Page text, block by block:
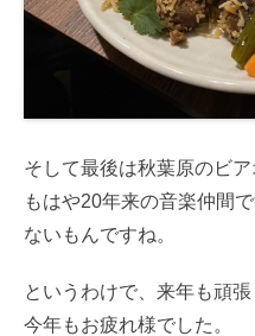
そして最後は秋葉原のビア
もはや20年来の音楽仲間
ないもんですね。
というわけで、来年も頑張
今年もお疲れ様でした。